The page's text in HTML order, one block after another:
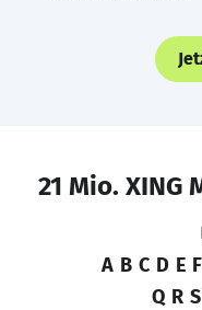
21 Mio. XING
A B C D E F
Q R S